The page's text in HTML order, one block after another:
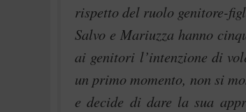
rispetto del ruolo genitore-
Salvo e Mariuzza hanno
ai genitori l’intenzione di
un primo momento, non si
e decide di dare la sua